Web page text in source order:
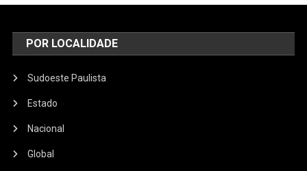
POR LOCALIDADE
Sudoeste Paulista
Estado
Nacional
Global